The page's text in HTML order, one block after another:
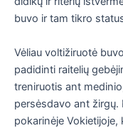
buvo ir tam tikro
Vėliau voltižiruotė
padidinti raitelių
treniruotis ant
persėsdavo ant
pokarinėje Vokietijoje,